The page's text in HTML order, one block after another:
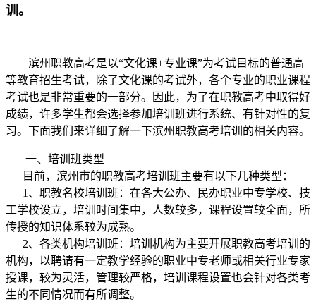
训 。
滨州职教高考是以“文化课+专业课”为考试目标的普通高
等教育招生考试，除了文化课的考试外，各个专业的职业课程
考试也是非常重要的一部分。因此，为了在职教高考中取得好
成绩，许多学生都会选择参加培训班进行系统、有针对性的复
习。下面我们来详细了解一下滨州职教高考培训的相关内容。
一、培训班类型
目前， 滨州市的职教高考培训班主要有以下几种类型：
1、职教名校培训班：在各大公办、民办职业中专学校、技
工学校设立，培训时间集中，人数较多，课程设置较全面，所
传授的知识体系较为成熟。
2、各类机构培训班：培训机构为主要开展职教高考培训的
机构，以聘请有一定教学经验的职业中专老师或相关行业专家
授课，较为灵活，管理较严格，培训课程设置也会针对各类考
生的不同情况而有所调整。